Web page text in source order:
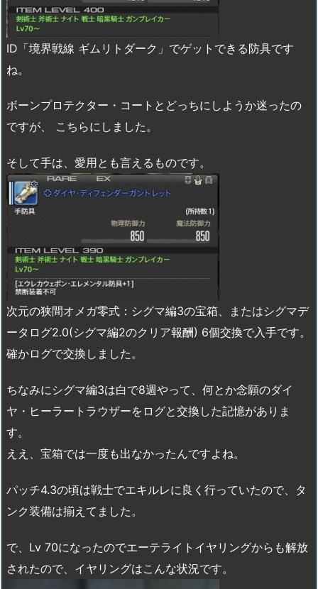
ID「境界戦線 ギムリトダーク」でゲットできる防具です
ね。
ボーンプロテクター・コートとどっちにしようか迷ったの
ですが、 こちらにしました。
そして手は、愛用とも言えるものです。
次元の狭間オメガ零式：シグマ編3の宝箱、またはシグマデ
ータログ2.0(シグマ編2のクリア報酬) 6個交換で入手です。
確かログで交換しました。
ちなみにシグマ編3は白で8週やって、何とか念願のダイ
ヤ・ヒーラートラウザーをログと交換した記憶がありま
す。
ええ、宝箱では一度も出なかったんですよね。
パッチ4.3の頃は戦士でエキルレに良く行っていたので、タ
ンク装備は揃えてました。
で、Lv 70になったのでエーテライトイヤリングからも解放
されたので、イヤリングはこんな状況です。